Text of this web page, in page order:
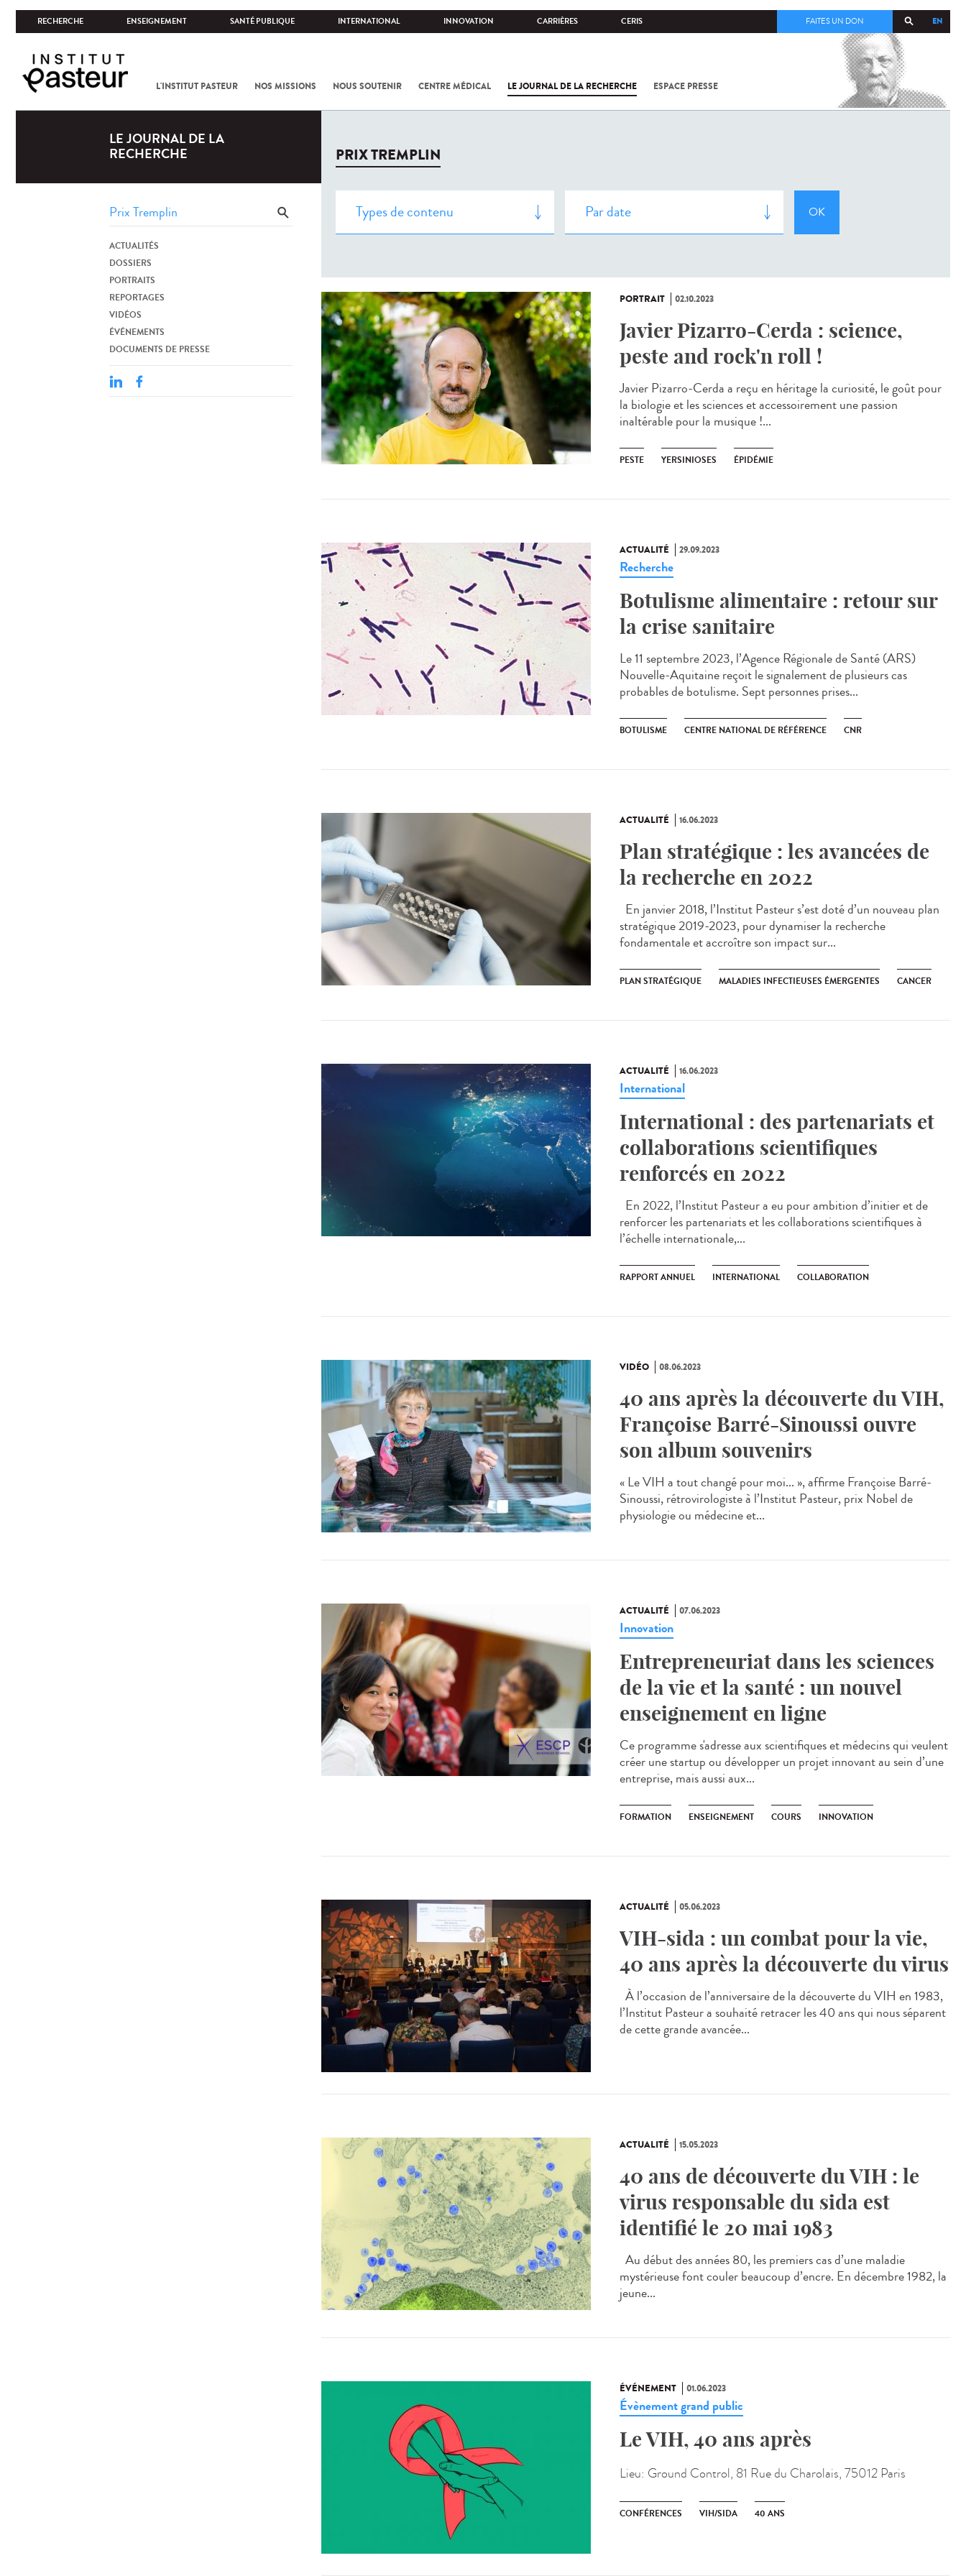
RECHERCHE ENSEIGNEMENT SANTÉ PUBLIQUE INTERNATIONAL INNOVATION CARRIÈRES CERIS EN
FAITES UN DON
L'INSTITUT PASTEUR NOS MISSIONS NOUS SOUTENIR CENTRE MÉDICAL LE JOURNAL DE LA RECHERCHE ESPACE PRESSE
COV-2 /
LE JOURNAL DE LA
RECHERCHE
ACTUALITÉS
DOSSIERS
PORTRAITS
REPORTAGES
VIDÉOS
ÉVÉNEMENTS
DOCUMENTS DE PRESSE
PRIX TREMPLIN
PORTRAIT 02.10.2023
Javier Pizarro-Cerda : science,
peste and rock'n roll !
Javier Pizarro-Cerda a reçu en héritage la curiosité, le goût pour
la biologie et les sciences et accessoirement une passion
inaltérable pour la musique !...
PESTE YERSINIOSES ÉPIDÉMIE
ACTUALITÉ 29.09.2023
Recherche
Botulisme alimentaire : retour sur
la crise sanitaire
Le 11 septembre 2023, l’Agence Régionale de Santé (ARS)
Nouvelle-Aquitaine reçoit le signalement de plusieurs cas
probables de botulisme. Sept personnes prises...
BOTULISME CENTRE NATIONAL DE RÉFÉRENCE CNR
ACTUALITÉ 16.06.2023
Plan stratégique : les avancées de
la recherche en 2022
En janvier 2018, l’Institut Pasteur s’est doté d’un nouveau plan
stratégique 2019-2023, pour dynamiser la recherche
fondamentale et accroître son impact sur...
PLAN STRATÉGIQUE MALADIES INFECTIEUSES ÉMERGENTES CANCER
ACTUALITÉ 16.06.2023
International
International : des partenariats et
collaborations scientifiques
renforcés en 2022
En 2022, l’Institut Pasteur a eu pour ambition d’initier et de
renforcer les partenariats et les collaborations scientifiques à
l’échelle internationale,...
RAPPORT ANNUEL INTERNATIONAL COLLABORATION
VIDÉO 08.06.2023
40 ans après la découverte du VIH,
Françoise Barré-Sinoussi ouvre
son album souvenirs
« Le VIH a tout changé pour moi... », affirme Françoise Barré-
Sinoussi, rétrovirologiste à l’Institut Pasteur, prix Nobel de
physiologie ou médecine et...
ACTUALITÉ 07.06.2023
Innovation
Entrepreneuriat dans les sciences
de la vie et la santé : un nouvel
enseignement en ligne
Ce programme s'adresse aux scientifiques et médecins qui veulent
créer une startup ou développer un projet innovant au sein d’une
entreprise, mais aussi aux...
FORMATION ENSEIGNEMENT COURS INNOVATION
ACTUALITÉ 05.06.2023
VIH-sida : un combat pour la vie,
40 ans après la découverte du virus
À l’occasion de l’anniversaire de la découverte du VIH en 1983,
l’Institut Pasteur a souhaité retracer les 40 ans qui nous séparent
de cette grande avancée...
ACTUALITÉ 15.05.2023
40 ans de découverte du VIH : le
virus responsable du sida est
identifié le 20 mai 1983
Au début des années 80, les premiers cas d’une maladie
mystérieuse font couler beaucoup d’encre. En décembre 1982, la
jeune...
ÉVÉNEMENT 01.06.2023
Évènement grand public
Le VIH, 40 ans après
Lieu: Ground Control, 81 Rue du Charolais, 75012 Paris
CONFÉRENCES VIH/SIDA 40 ANS